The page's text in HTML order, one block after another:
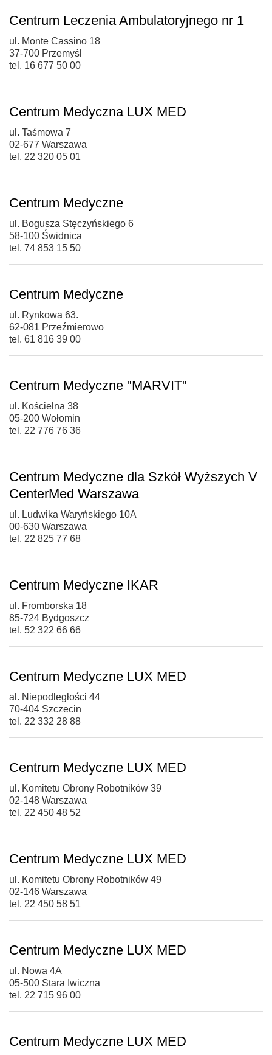
Centrum Leczenia Ambulatoryjnego nr 1
ul. Monte Cassino 18
37-700 Przemyśl
tel. 16 677 50 00
Centrum Medyczna LUX MED
ul. Taśmowa 7
02-677 Warszawa
tel. 22 320 05 01
Centrum Medyczne
ul. Bogusza Stęczyńskiego 6
58-100 Świdnica
tel. 74 853 15 50
Centrum Medyczne
ul. Rynkowa 63.
62-081 Przeźmierowo
tel. 61 816 39 00
Centrum Medyczne "MARVIT"
ul. Kościelna 38
05-200 Wołomin
tel. 22 776 76 36
Centrum Medyczne dla Szkół Wyższych V
CenterMed Warszawa
ul. Ludwika Waryńskiego 10A
00-630 Warszawa
tel. 22 825 77 68
Centrum Medyczne IKAR
ul. Fromborska 18
85-724 Bydgoszcz
tel. 52 322 66 66
Centrum Medyczne LUX MED
al. Niepodległości 44
70-404 Szczecin
tel. 22 332 28 88
Centrum Medyczne LUX MED
ul. Komitetu Obrony Robotników 39
02-148 Warszawa
tel. 22 450 48 52
Centrum Medyczne LUX MED
ul. Komitetu Obrony Robotników 49
02-146 Warszawa
tel. 22 450 58 51
Centrum Medyczne LUX MED
ul. Nowa 4A
05-500 Stara Iwiczna
tel. 22 715 96 00
Centrum Medyczne LUX MED